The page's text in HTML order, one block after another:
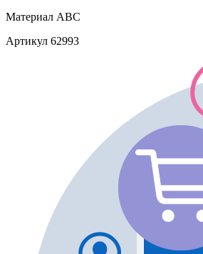
Материал АВС
Артикул 62993